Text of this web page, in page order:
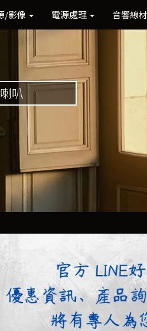
/影像 電源處理 音響線材
叭